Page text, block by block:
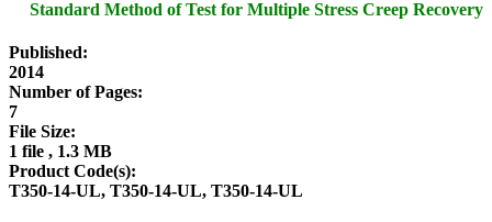
Standard Method of Test for Multiple Stress Creep Recovery
Published:
2014
Number of Pages:
7
File Size:
1 file , 1.3 MB
Product Code(s):
T350-14-UL, T350-14-UL, T350-14-UL